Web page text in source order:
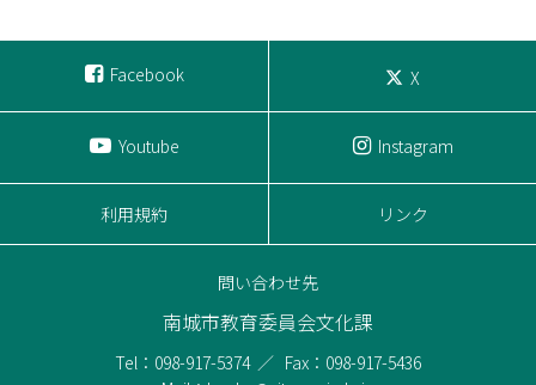
Facebook X
Youtube Instagram
利用規約 リンク
問い合わせ先
南城市教育委員会文化課
Tel：098-917-5374
Fax：098-917-5436